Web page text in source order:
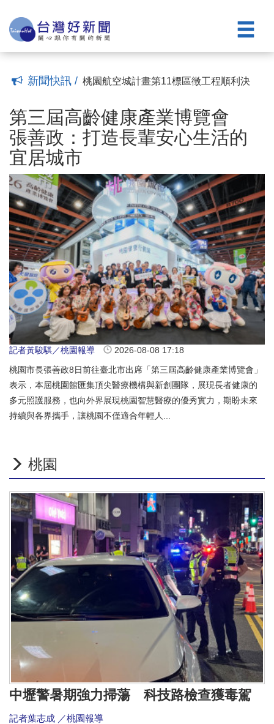
新聞快訊 /
少年涉及不法
暑假最熱門一課 大園警攜手交大帶學童
走進VR學交通
因應白海豚颱風發布海上颱風警報 北水
分署成立緊急應變小組嚴密監控水情
失智照護不只找回家的路 更要補上社會
度封王締造隊史新紀錄(13:23)
桃園航空城計畫第11標區徵工程順利決
造長輩安心生活的宜居城市(17:18)
平鎮警暑期反犯罪宣導結合科技跳格子
帶領青少年「跳」過犯罪陷阱 (16:36)
中壢警擴大臨檢一周查獲126件103人 強
化治安熱點及酒毒駕查緝(15:51)
桃警少年隊「青春Comedy Night」 用脫
少年涉及不法(15:33)
暑假最熱門一課 大園警攜手交大帶學童
走進VR學交通(15:23)
因應白海豚颱風發布海上颱風警報 北水
分署成立緊急應變小組嚴密監控水情
(15:08)
失智照護不只找回家的路 更要補上社會
安全網缺口(14:01)
桃市龍安少棒勇奪原鄉盃二連霸 暑假三
度封王締造隊史新紀錄(13:23)
桃園航空城計畫第11標區徵工程順利決
標 預計11月開工(10:19)
第三屆高齡健康產業博覽會
張善政：打造長輩安心生活的
宜居城市
記者黃駿騏／桃園報導
2026-08-08 17:18
桃園市長張善政8日前往臺北市出席「第三屆高齡健康產業博覽會」
表示，本屆桃園館匯集頂尖醫療機構與新創團隊，展現長者健康的
多元照護服務，也向外界展現桃園智慧醫療的優秀實力，期盼未來
持續與各界攜手，讓桃園不僅適合年輕人...
桃園
中壢警暑期強力掃蕩 科技路檢查獲毒駕
記者葉志成 ／桃園報導